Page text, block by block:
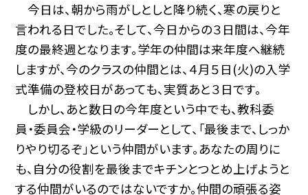
今日は、朝から雨がしとしと降り続く、寒の戻りと
言われる日でした。そして、今日からの３日間は、今年
度の最終週となります。学年の仲間は来年度へ継続
しますが、今のクラスの仲間とは、４月５日(火)の入学
式準備の登校日があっても、実質あと３日です。
しかし、あと数日の今年度という中でも、教科委
員・委員会・学級のリーダーとして、「最後まで、しっか
りやり切るぞ」という仲間がいます。あなたの周りに
も、自分の役割を最後までキチンとつとめ上げようと
する仲間がいるのではないですか。仲間の頑張る姿